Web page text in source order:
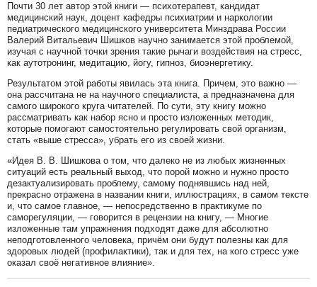
Почти 30 лет автор этой книги — психотерапевт, кандидат
медицинский наук, доцент кафедры психиатрии и наркологии
педиатрического медицинского университета Минздрава России
Валерий Витальевич Шишков научно занимается этой проблемой,
изучая с научной точки зрения такие рычаги воздействия на стресс,
как аутотронинг, медитацию, йогу, гипноз, биоэнергетику.
Результатом этой работы явилась эта книга. Причем, это важно —
она рассчитана не на научного специалиста, а предназначена для
самого широкого круга читателей. По сути, эту книгу можно
рассматривать как набор ясно и просто изложенных методик,
которые помогают самостоятельно регулировать свой организм,
стать «выше стресса», убрать его из своей жизни.
«Идея В. В. Шишкова о том, что далеко не из любых жизненных
ситуаций есть реальный выход, что порой можно и нужно просто
дезактуализировать проблему, самому поднявшись над ней,
прекрасно отражена в названии книги, иллюстрациях, в самом тексте
и, что самое главное, — непосредственно в практикуме по
саморегуляции, — говорится в рецензии на книгу, — Многие
изложенные там упражнения подходят даже для абсолютно
неподготовленного человека, причём они будут полезны как для
здоровых людей (профилактики), так и для тех, на кого стресс уже
оказал своё негативное влияние».